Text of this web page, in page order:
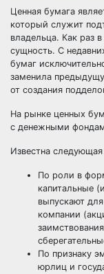
Ценная бумага
который служит
владельца. Как раз
сущность. С
бумаг
заменила
от создания
На рынке ценных
с денежными
Известна
По роли в
капитальные
выпускают
компании
По признаку
юрлиц и